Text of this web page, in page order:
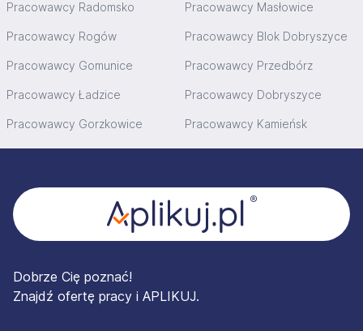
Pracowawcy Radomsko Pracowawcy Masłowice
Pracowawcy Rogów Pracowawcy Blok Dobryszyce
Pracowawcy Gomunice Pracowawcy Przedbórz
Pracowawcy Ładzice Pracowawcy Dobryszyce
Pracowawcy Gorzkowice Pracowawcy Kamieńsk
Dobrze Cię poznać!
Znajdź ofertę pracy i APLIKUJ.